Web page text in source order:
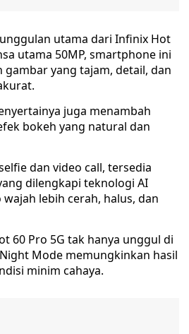
utama dari Infinix Hot
utama 50MP, smartphone ini
yang tajam, detail, dan
juga menambah
bokeh yang natural dan
dan video call, tersedia
dilengkapi teknologi AI
wajah lebih cerah, halus, dan
60 Pro 5G tak hanya unggul di
Mode memungkinkan hasil
minim cahaya.